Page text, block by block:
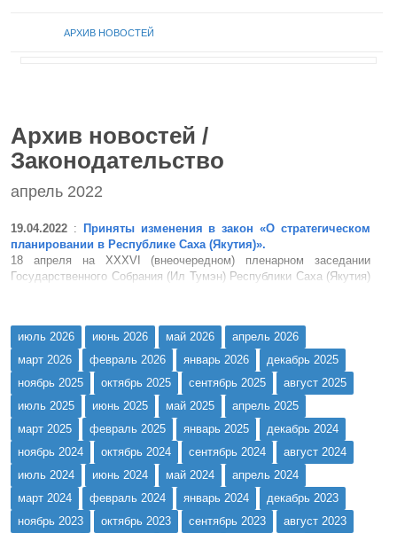
АРХИВ НОВОСТЕЙ
Архив новостей /
Законодательство
апрель 2022
19.04.2022 :
Приняты изменения в закон «О стратегическом
планировании в Республике Саха (Якутия)».
18 апреля на XXXVI (внеочередном) пленарном заседании
Государственного Собрания (Ил Тумэн) Республики Саха (Якутия)
планировании в Республике Саха (Якути...
июль 2026
июнь 2026 май 2026
апрель 2026
март 2026
февраль 2026 январь 2026
декабрь 2025
ноябрь 2025
октябрь 2025 сентябрь 2025
август 2025
июль 2025
июнь 2025 май 2025
апрель 2025
март 2025
февраль 2025 январь 2025
декабрь 2024
ноябрь 2024
октябрь 2024 сентябрь 2024
август 2024
июль 2024
июнь 2024 май 2024
апрель 2024
март 2024
февраль 2024 январь 2024
декабрь 2023
ноябрь 2023
октябрь 2023 сентябрь 2023
август 2023